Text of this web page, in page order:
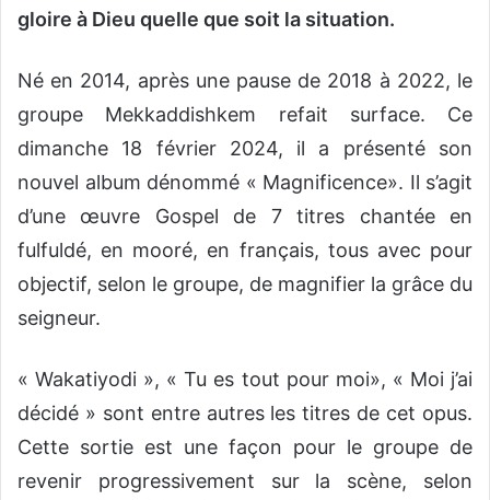
gloire à Dieu quelle que soit la situation.
Né en 2014, après une pause de 2018 à 2022, le
groupe Mekkaddishkem refait surface. Ce
dimanche 18 février 2024, il a présenté son
nouvel album dénommé « Magnificence». Il s’agit
d’une œuvre Gospel de 7 titres chantée en
fulfuldé, en mooré, en français, tous avec pour
objectif, selon le groupe, de magnifier la grâce du
seigneur.
« Wakatiyodi », « Tu es tout pour moi», « Moi j’ai
décidé » sont entre autres les titres de cet opus.
Cette sortie est une façon pour le groupe de
revenir progressivement sur la scène, selon